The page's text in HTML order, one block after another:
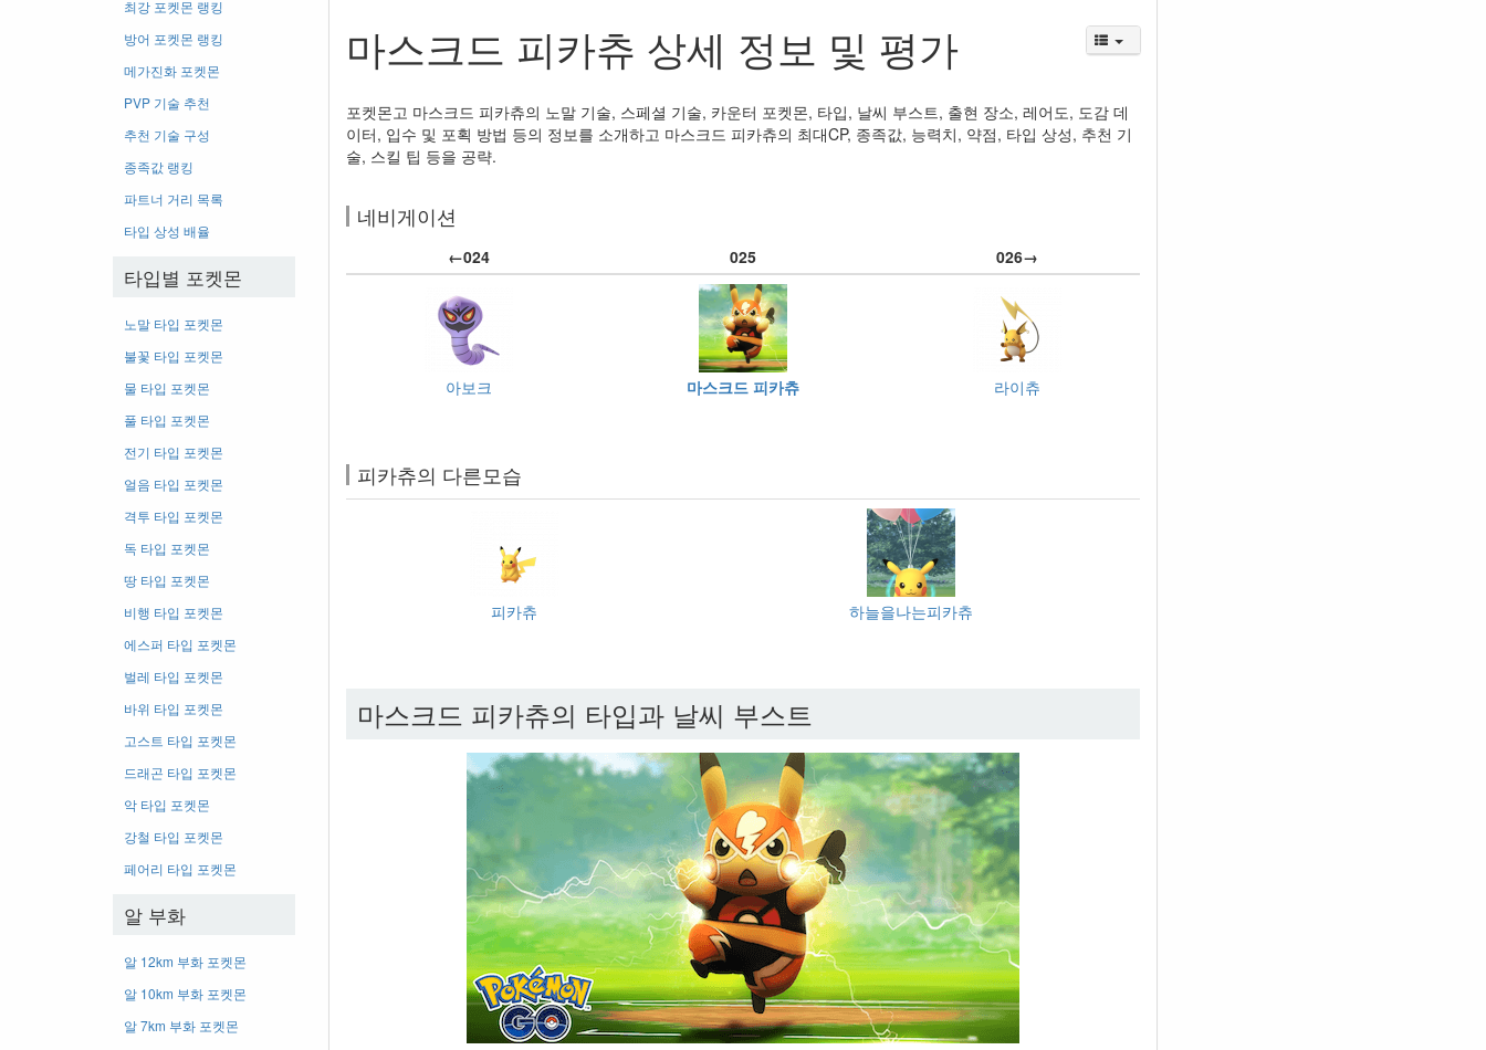
최강 포켓몬 랭킹
방어 포켓몬 랭킹
메가진화 포켓몬
PVP 기술 추천
추천 기술 구성
종족값 랭킹
파트너 거리 목록
타입 상성 배율
타입별 포켓몬
노말 타입 포켓몬
불꽃 타입 포켓몬
물 타입 포켓몬
풀 타입 포켓몬
전기 타입 포켓몬
얼음 타입 포켓몬
격투 타입 포켓몬
독 타입 포켓몬
땅 타입 포켓몬
비행 타입 포켓몬
에스퍼 타입 포켓몬
벌레 타입 포켓몬
바위 타입 포켓몬
고스트 타입 포켓몬
드래곤 타입 포켓몬
악 타입 포켓몬
강철 타입 포켓몬
페어리 타입 포켓몬
알 부화
알 12km 부화 포켓몬
알 10km 부화 포켓몬
알 7km 부화 포켓몬
마스크드 피카츄 상세 정보 및 평가
포켓몬고 마스크드 피카츄의 노말 기술, 스페셜 기술, 카운터 포켓몬, 타입, 날씨 부스트, 출현 장소, 레어도, 도감 데
이터, 입수 및 포획 방법 등의 정보를 소개하고 마스크드 피카츄의 최대CP, 종족값, 능력치, 약점, 타입 상성, 추천 기
술, 스킬 팁 등을 공략.
네비게이션
←024 025 026→
아보크 마스크드 피카츄 라이츄
피카츄의 다른모습
피카츄 하늘을나는피카츄
마스크드 피카츄의 타입과 날씨 부스트